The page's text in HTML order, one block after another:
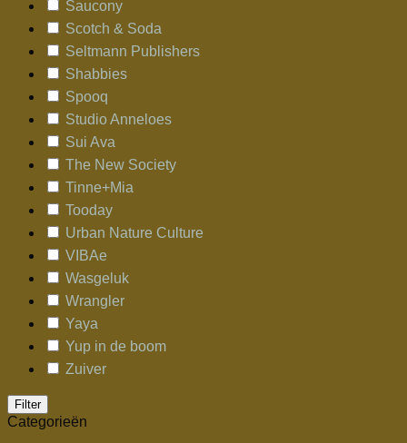
Saucony
Scotch & Soda
Seltmann Publishers
Shabbies
Spooq
Studio Anneloes
Sui Ava
The New Society
Tinne+Mia
Tooday
Urban Nature Culture
VIBAe
Wasgeluk
Wrangler
Yaya
Yup in de boom
Zuiver
Filter
Categorieën